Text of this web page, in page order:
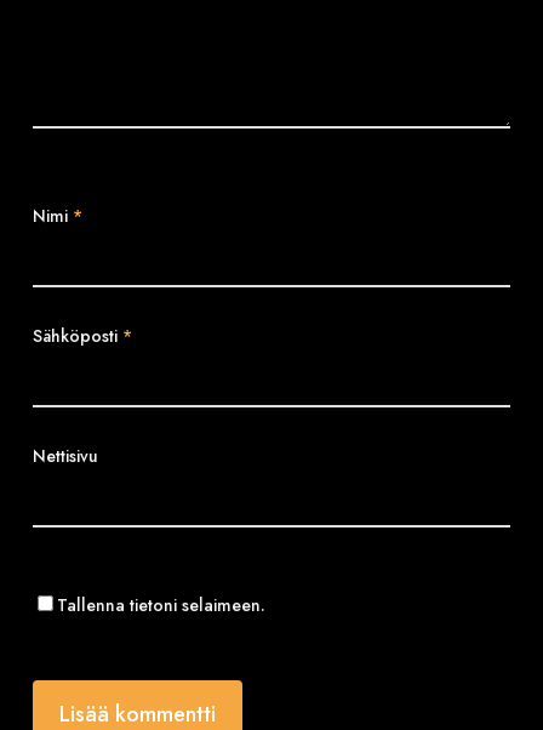
Nimi *
Sähköposti *
Nettisivu
Tallenna tietoni selaimeen.